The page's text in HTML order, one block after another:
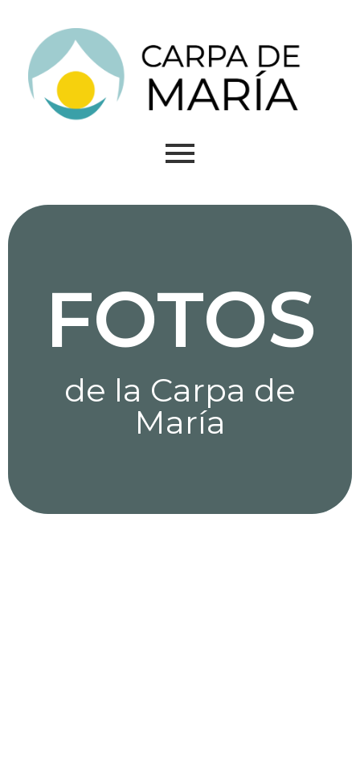
FOTOS
de la Carpa de
María